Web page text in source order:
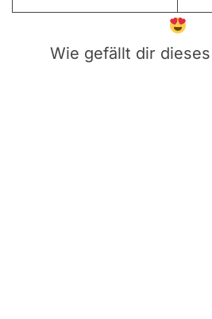
Wie gefällt dir